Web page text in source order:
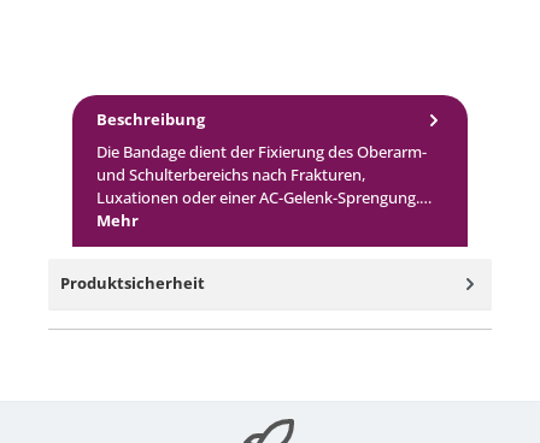
Beschreibung
Die Bandage dient der Fixierung des Oberarm-
und Schulterbereichs nach Frakturen,
Luxationen oder einer AC-Gelenk-Sprengung.…
Mehr
Produktsicherheit